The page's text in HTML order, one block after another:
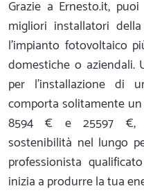
Grazie a Ernesto.it,
migliori installatori
l'impianto fotovoltaico
domestiche o aziendali.
per l'installazione di
comporta solitamente
8594 € e 25597 €,
sostenibilità nel lungo
professionista
inizia a produrre la tua